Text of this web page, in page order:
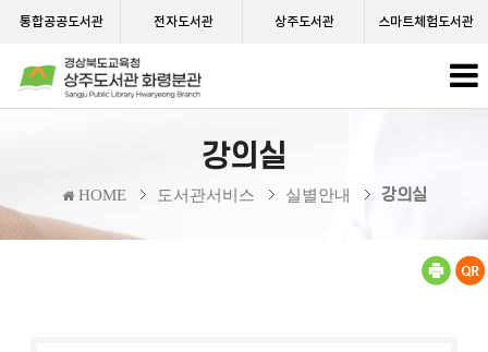
통합공공도서관 전자도서관 상주도서관 스마트체험도서관
강의실
HOME 도서관서비스 실별안내 강의실